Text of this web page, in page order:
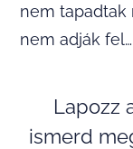
nem tapadtak
nem adják fel…
Lapozz
ismerd